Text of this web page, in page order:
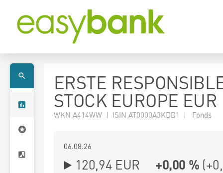
ERSTE
STOCK EUROPE EUR
WKN A414WW | ISIN AT0000A3KDD1 | Fonds
06.08.26
120,94 EUR +0,00 % (